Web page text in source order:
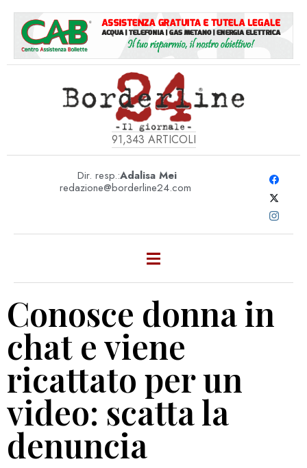
91,343 ARTICOLI
Dir. resp.:Adalisa Mei
redazione@borderline24.com
Conosce donna in
chat e viene
ricattato per un
video: scatta la
denuncia